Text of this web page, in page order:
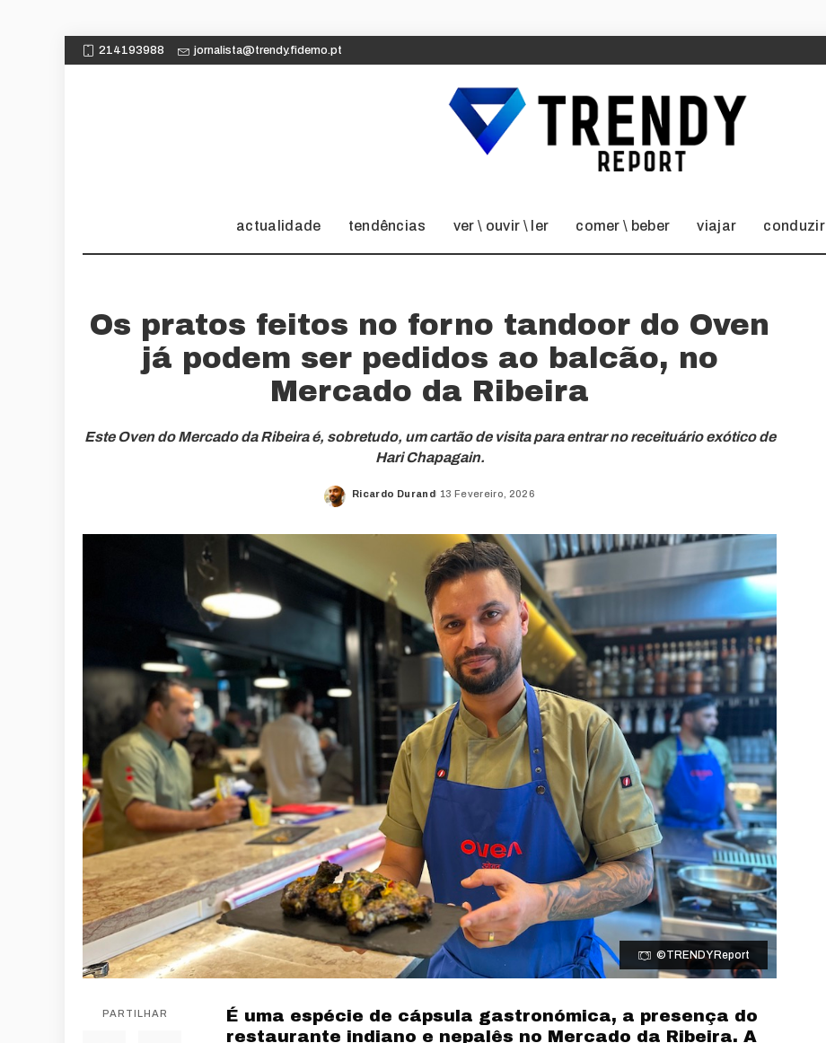
214193988 jornalista@trendy.fidemo.pt
actualidade tendências ver \ ouvir \ ler comer \ beber viajar conduzir
Os pratos feitos no forno tandoor do Oven
já podem ser pedidos ao balcão, no
Mercado da Ribeira
Este Oven do Mercado da Ribeira é, sobretudo, um cartão de visita para entrar no receituário exótico de
Hari Chapagain.
Posted
Ricardo Durand 13 Fevereiro, 2026
©TRENDY Report
PARTILHAR
É uma espécie de cápsula gastronómica, a presença do
restaurante indiano e nepalês no Mercado da Ribeira. A